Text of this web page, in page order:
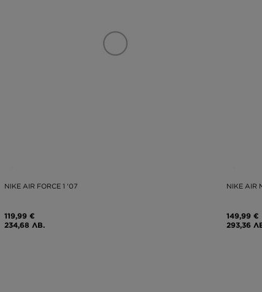
NIKE AIR FORCE 1 '07
119,99 €
234,68 ЛВ.
NIKE AIR
149,99 €
293,36